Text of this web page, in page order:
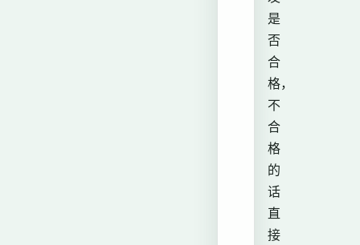
是
否
合
格，
不
合
格
的
话
直
接